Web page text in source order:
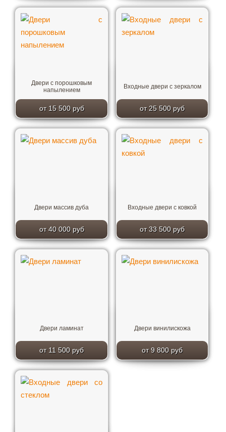
Двери с порошковым
напылением
от 15 500 руб
Входные двери с зеркалом
от 25 500 руб
Двери массив дуба
от 40 000 руб
Входные двери с ковкой
от 33 500 руб
Двери ламинат
от 11 500 руб
Двери винилискожа
от 9 800 руб